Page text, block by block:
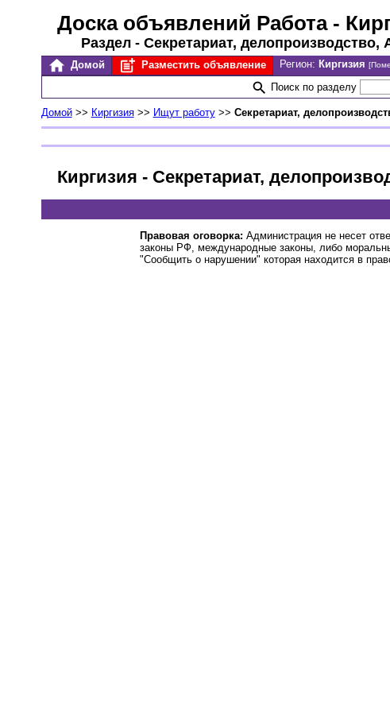
Доска объявлений Работа-
Раздел - Секретариат, делопроизводство,
Домой Разместить объявление Регион: Киргизия
Поиск по разделу
Домой>> Киргизия>> Ищут работу>> Секретариат,
Киргизия - Секретариат,
Правовая оговорка: Администрация не несет
законы РФ, международные законы, либо
"Сообщить о нарушении" которая находится в